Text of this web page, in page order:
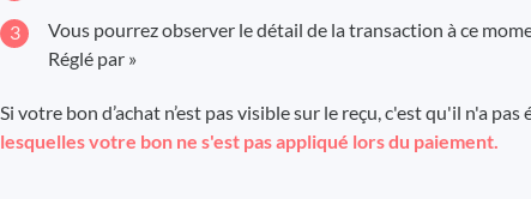
Vous pourrez observer le détail de la transaction à ce
Réglé par »
Si votre bon d’achat n’est pas visible sur le reçu, c'est qu'il n'a pas
lesquelles votre bon ne s'est pas appliqué lors du paiement.